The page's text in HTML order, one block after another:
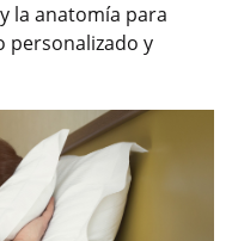
la anatomía para
personalizado y